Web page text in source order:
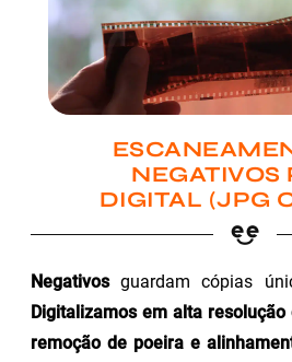
NEGATIVOS
DIGITAL (JPG
Negativosguardam cópias
Digitalizamos em alta
remoção de poeira e